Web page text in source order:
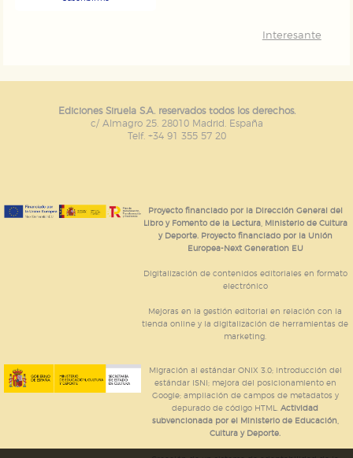
Interesante
Ediciones Siruela S.A. reservados todos los derechos.
c/ Almagro 25. 28010 Madrid. España
Telf. +34 91 355 57 20
Proyecto financiado por la Dirección General del
Libro y Fomento de la Lectura, Ministerio de Cultura
y Deporte. Proyecto financiado por la Unión
Europea-Next Generation EU
Digitalización de contenidos editoriales en formato
electrónico
Mejoras en la gestión editorial en relación con la
tienda online y la digitalización de herramientas de
marketing.
Migración al estándar ONIX 3.0; introducción del
estándar ISNI; mejora del posicionamiento en
Google; ampliación de campos de metadatos y
depurado de código HTML.Actividad
subvencionada por el Ministerio de Educación,
Cultura y Deporte.